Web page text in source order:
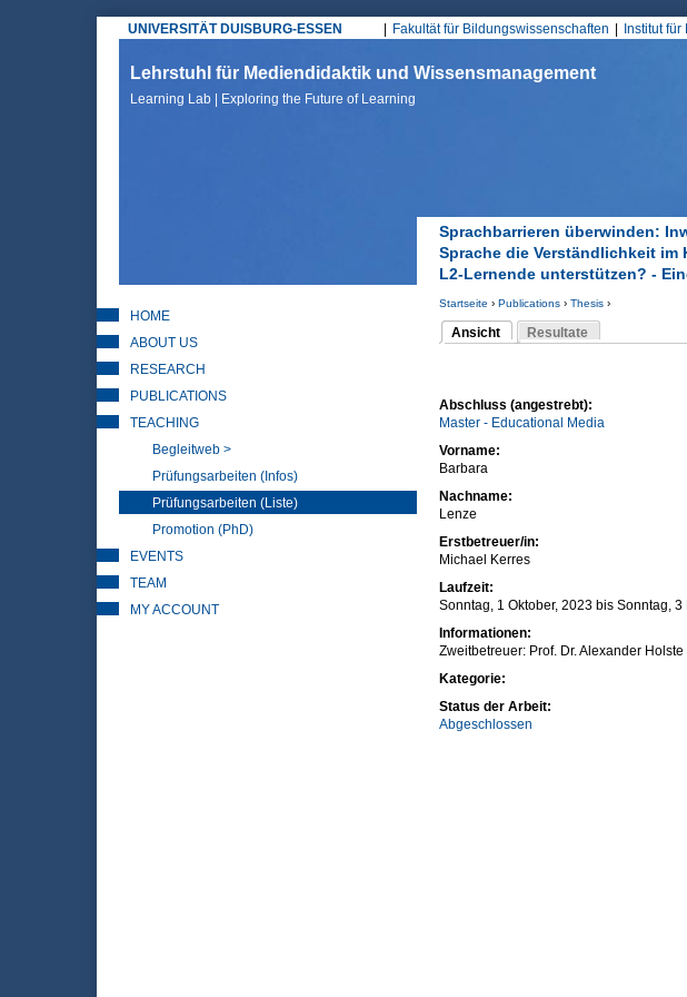
UNIVERSITÄT DUISBURG-ESSEN
Hauptmenü
Fakultät für Bildungswissenschaften Institut
Lehrstuhl für Mediendidaktik und Wissensmanagement
Learning Lab | Exploring the Future of Learning
Sprachbarrieren überwinden:
Sprache die Verständlichkeit
L2-Lernende unterstützen? -
Sie sind hier
Startseite › Publications› Thesis›
Ansicht
(aktiver Reiter)
Resultate
Abschluss (angestrebt):
Master - Educational Media
Vorname:
Barbara
Nachname:
Lenze
Erstbetreuer/in:
Michael Kerres
Laufzeit:
Sonntag, 1 Oktober, 2023bis Sonntag, 3
Informationen:
Zweitbetreuer: Prof. Dr. Alexander Holste
Kategorie:
Status der Arbeit:
Abgeschlossen
HOME
ABOUT US
RESEARCH
PUBLICATIONS
TEACHING
Begleitweb >
Prüfungsarbeiten (Infos)
Prüfungsarbeiten (Liste)
Promotion (PhD)
EVENTS
TEAM
MY ACCOUNT